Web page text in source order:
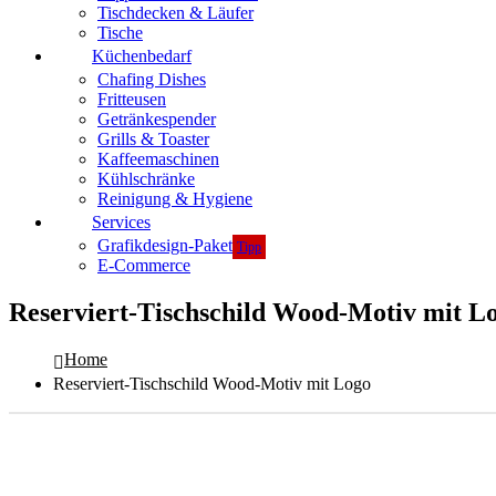
Tischdecken & Läufer
Tische
Küchenbedarf
Chafing Dishes
Fritteusen
Getränkespender
Grills & Toaster
Kaffeemaschinen
Kühlschränke
Reinigung & Hygiene
Services
Grafikdesign-Paket Tipp
E-Commerce
Reserviert-Tischschild Wood-Motiv mit
Home
Reserviert-Tischschild Wood-Motiv mit Logo